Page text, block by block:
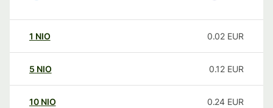
1 NIO 0.02 EUR
5 NIO 0.12 EUR
10 NIO 0.24 EUR